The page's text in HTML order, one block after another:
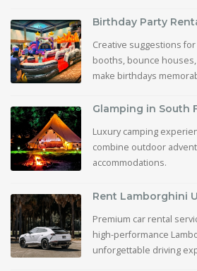
Birthday Party
Creative suggestions
booths, bounce
make birthdays
Glamping in South
Luxury camping
combine outdoor
accommodations.
Rent Lamborghini
Premium car rental
high-performance
unforgettable driving